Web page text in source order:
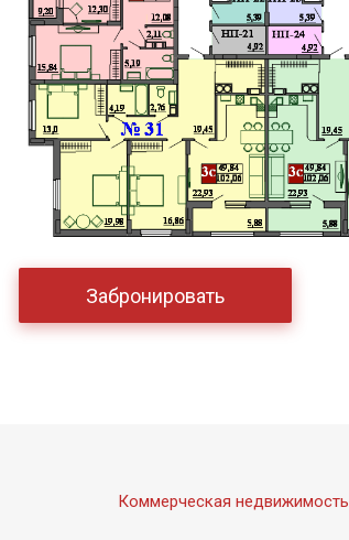
Забронировать
Коммерческая недвижимость